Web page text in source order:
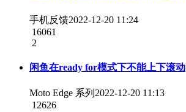
手机反馈2022-12-20 11:24
16061
2
闲鱼在ready for模式下不能上下滚动
Moto Edge 系列 2022-12-20 11:13
12626